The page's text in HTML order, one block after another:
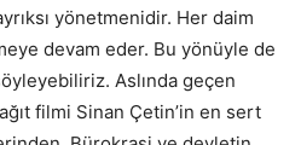
yönetmenidir. Her daim
devam eder. Bu yönüyle de
Aslında geçen
filmi Sinan Çetin’in en sert